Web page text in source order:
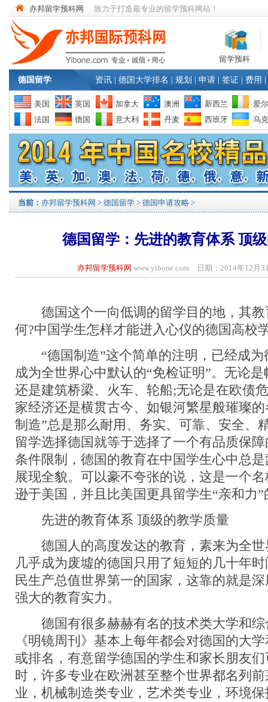
亦邦留学预科网 致力于打造最专业的留学预科网站！
留学预科
德国留学 资讯 德国大学排名 规划 申请 签证 费用
美国 英国 加拿大 澳洲 新西兰
爱
法国
德国 意大利 丹麦 西班牙 乌
当前： 亦邦留学预科网 > 德国留学 > 德国申请攻略 >
德国留学：先进的教育体系 顶
亦邦留学预科网 www.yibone.com 日期：2014年12月
德国这个一向低调的留学目的地，其教
何?中国学生怎样才能进入心仪的德国高校
“德国制造”这个简单的注明，已经成为
成为全世界心中默认的“免检证明”。无论
还是建筑桥梁、火车、轮船;无论是在欧债
家经济还是横贯古今、如银河繁星般璀璨的
制造”总是那么耐用、务实、可靠、安全、
留学选择德国就等于选择了一个有品质保
条件限制，德国的教育在中国学生心中总
展现全貌。可以豪不夸张的说，这是一个
逊于美国，并且比美国更具留学生“亲和力”
先进的教育体系 顶级的教学质量
德国人的高度发达的教育，素来为全世
几乎成为废墟的德国只用了短短的几十年
民生产总值世界第一的国家，这靠的就是
强大的教育实力。
德国有很多赫赫有名的技术类大学和综
《明镜周刊》基本上每年都会对德国的大
或排名，有意留学德国的学生和家长朋友
时，许多专业在欧洲甚至整个世界都名列
业，机械制造类专业，艺术类专业，环境